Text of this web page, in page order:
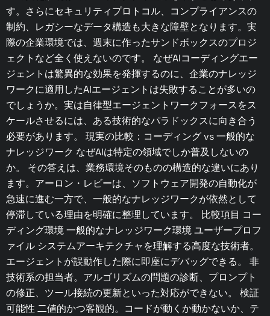
す。さらにセキュリティプロトコル、コンプライアンスの
制約、レガシーなデータ構造も大きな障壁となります。実
際の企業環境では、週末に作ったサンドボックスのプロジ
ェクトなど全く使えないのです。 なぜAIコーディングエー
ジェントは驚異的な効果を発揮するのに、企業のナレッジ
ワークに適用したAIエージェントは失敗することが多いの
でしょうか。実は自律型エージェントワークフォースをス
ケールさせるには、ある技術的なパラドックスに向き合う
必要があります。 現実の比較：コーディング vs 一般的な
ナレッジワーク なぜAIは特定の領域でしか普及しないの
か。 その答えは、業務環境そのものの構造的な違いにあり
ます。アーロン・レビーは、ソフトウェア開発の自動化が
急速に進む一方で、一般的なナレッジワークが依然として
停滞している理由を明確に整理しています。 比較項目 コー
ディング環境 一般的なナレッジワーク環境 ユーザープロフ
ァイル システムアーキテクチャを理解する高度な技術者。
エージェントが誤動作した際に即座にデバッグできる。 非
技術系の担当者。アルゴリズムの問題の診断、プロンプト
の修正、ツール接続の更新といった対応ができない。 検証
可能性 二値的かつ客観的。コードが動くか動かないか、テ